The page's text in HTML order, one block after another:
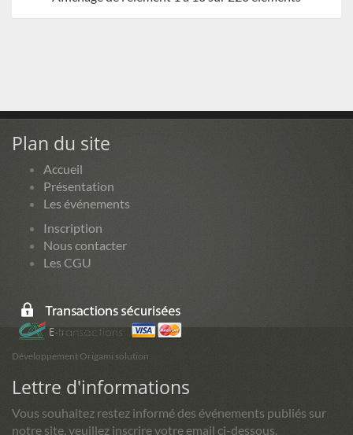
Plan du site
Accueil
Présentation
Les événements
Inscription
Nous contacter
Les CGU
Développement Origami solution
Lettre d'informations
Vous souhaitez restez informé des événements publiés sur
notre site, veuillez inscrire votre email ci-dessous.